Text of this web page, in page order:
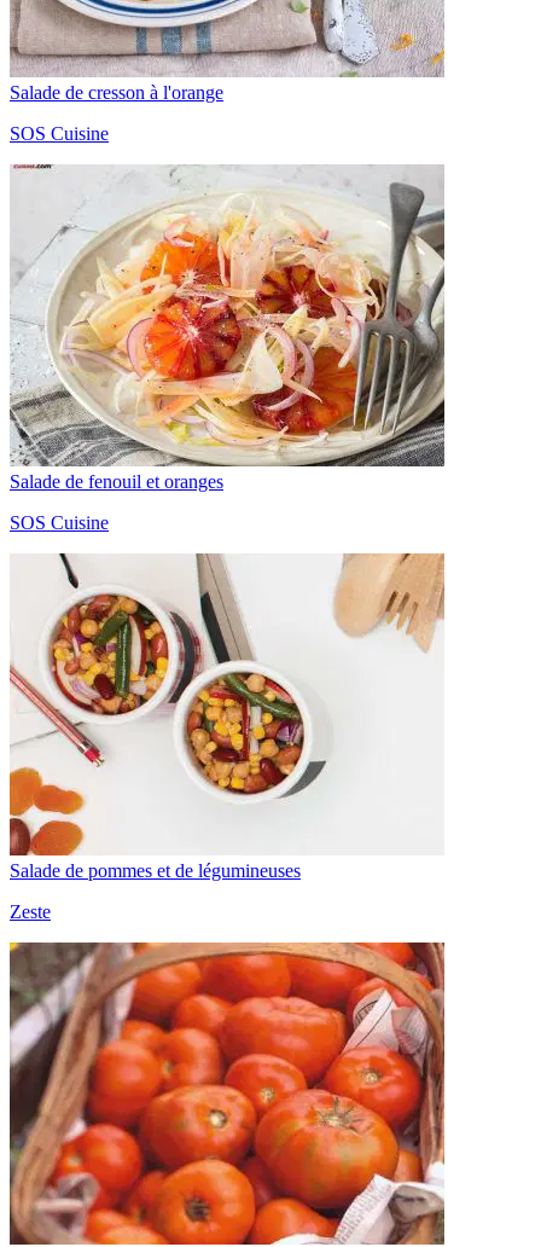
Salade de cresson à l'orange
SOS Cuisine
Salade de fenouil et oranges
SOS Cuisine
Salade de pommes et de légumineuses
Zeste